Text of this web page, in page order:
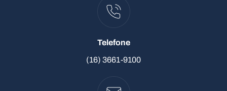
Telefone
(16) 3661-9100